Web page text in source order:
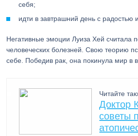
себя;
идти в завтрашний день с радостью
Негативные эмоции Луиза Хей считала
человеческих болезней. Свою теорию
себе. Победив рак, она покинула мир в
Читайте
Доктор
советы